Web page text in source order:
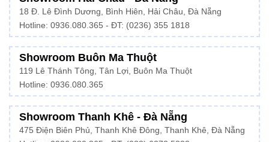
18 Đ. Lê Đình Dương, Bình Hiên, Hải Châu, Đà Nẵng
Hotline: 0936.080.365 - ĐT: (0236) 355 1818
Showroom Buôn Ma Thuột
119 Lê Thánh Tông, Tân Lợi, Buôn Ma Thuột
Hotline: 0936.080.365
Showroom Thanh Khê - Đà Nẵng
475 Điện Biên Phủ, Thanh Khê Đông, Thanh Khê, Đà Nẵng